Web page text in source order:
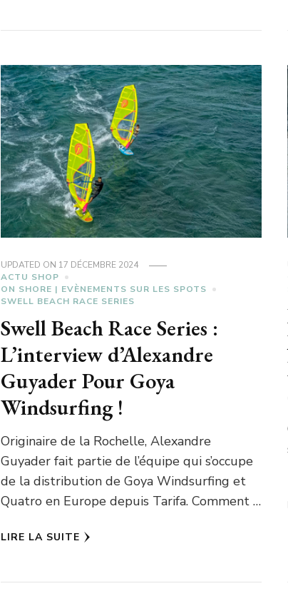
UPDATED ON 17 DÉCEMBRE 2024
ACTU SHOP
ON SHORE | EVÈNEMENTS SUR LES SPOTS
SWELL BEACH RACE SERIES
Swell Beach Race Series :
L’interview d’Alexandre
Guyader Pour Goya
Windsurfing !
Originaire de la Rochelle, Alexandre
Guyader fait partie de l’équipe qui s’occupe
de la distribution de Goya Windsurfing et
Quatro en Europe depuis Tarifa. Comment …
LIRE LA SUITE